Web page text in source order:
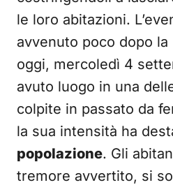
le loro abitazioni.
avvenuto poco dopo
oggi, mercoledì 4
avuto luogo in una
colpite in passato da
la sua intensità ha
popolazione. Gli
tremore avvertito, si